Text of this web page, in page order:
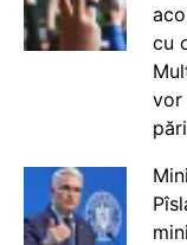
cu
vor